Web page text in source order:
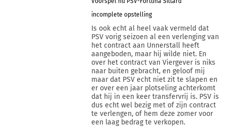
incomplete opstelling
Is ook echt al heel vaak vermeld dat
PSV vorig seizoen al een verlenging van
het contract aan Unnerstall heeft
aangeboden, maar hij wilde niet. En
over het contract van Viergever is niks
naar buiten gebracht, en geloof mij
maar dat PSV echt niet zit te slapen en
er over een jaar plotseling achterkomt
dat hij in een keer transfervrij is. PSV is
dus echt wel bezig met of zijn contract
te verlengen, of hem deze zomer voor
een laag bedrag te verkopen.